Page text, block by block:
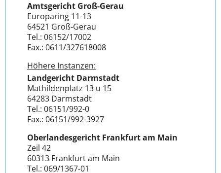
Amtsgericht Groß-Gerau
Europaring 11-13
64521 Groß-Gerau
Tel.: 06152/17002
Fax.: 0611/327618008
Höhere Instanzen:
Landgericht Darmstadt
Mathildenplatz 13 u 15
64283 Darmstadt
Tel.: 06151/992-0
Fax.: 06151/992-3927
Oberlandesgericht Frankfurt am Main
Zeil 42
60313 Frankfurt am Main
Tel.: 069/1367-01